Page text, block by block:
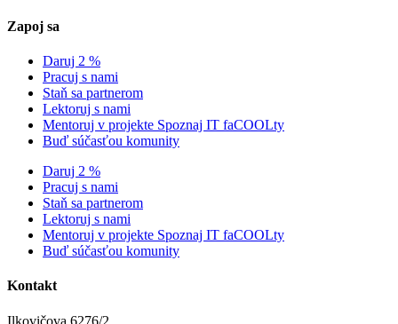
Zapoj sa
Daruj 2 %
Pracuj s nami
Staň sa partnerom
Lektoruj s nami
Mentoruj v projekte Spoznaj IT faCOOLty
Buď súčasťou komunity
Daruj 2 %
Pracuj s nami
Staň sa partnerom
Lektoruj s nami
Mentoruj v projekte Spoznaj IT faCOOLty
Buď súčasťou komunity
Kontakt
Ilkovičova 6276/2